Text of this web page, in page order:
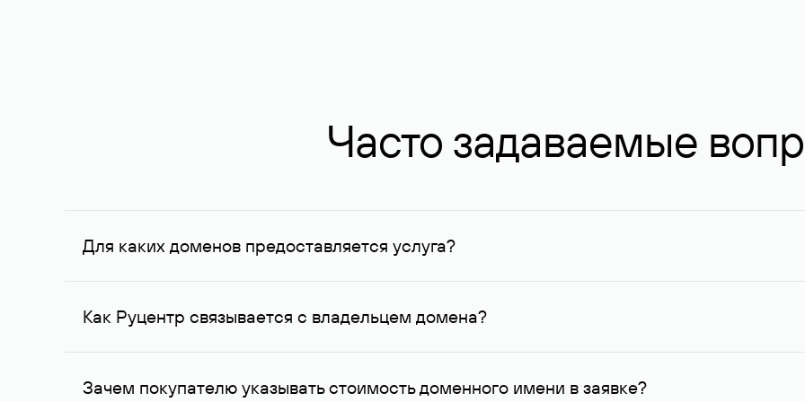
Часто задаваемые
Для каких доменов предоставляется услуга?
Услуга доступна для доменов, зарегистрированных в Руцентре и у других регистраторов. Для доменов,
Как Руцентр связывается с владельцем домена?
Для связи с владельцем домена используются его контактные данные, доступные Руцентру.
Зачем покупателю указывать стоимость доменного имени в заявке?